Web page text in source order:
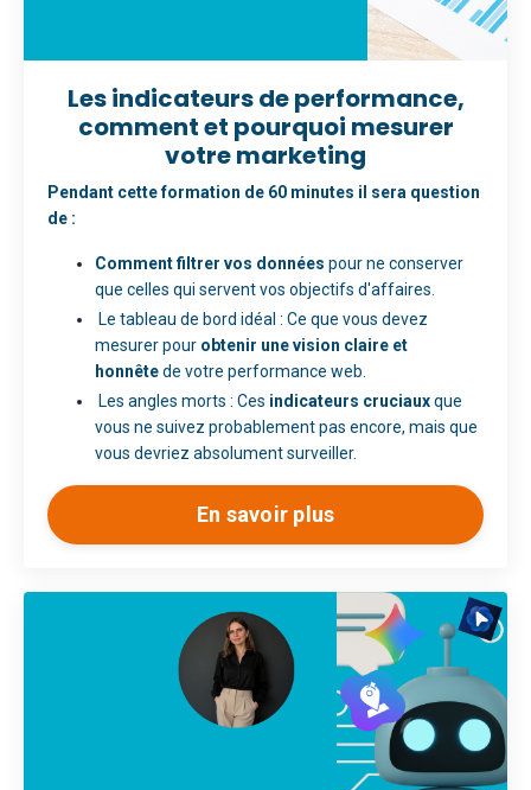
Les indicateurs de performance,
comment et pourquoi mesurer
votre marketing
Pendant cette formation de 60 minutes il sera question
de :
Comment filtrer vos données pour ne conserver
que celles qui servent vos objectifs d'affaires.
Le tableau de bord idéal : Ce que vous devez
mesurer pour obtenir une vision claire et
honnêtede votre performance web.
Les angles morts : Ces indicateurs cruciauxque
vous ne suivez probablement pas encore, mais que
vous devriez absolument surveiller.
En savoir plus